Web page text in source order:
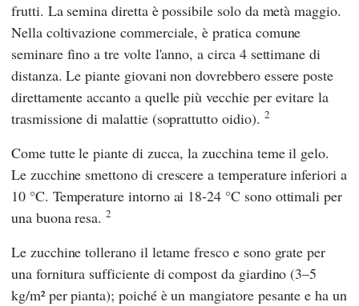
frutti. La semina diretta è possibile solo da metà maggio.
Nella coltivazione commerciale, è pratica comune
seminare fino a tre volte l'anno, a circa 4 settimane di
distanza. Le piante giovani non dovrebbero essere poste
direttamente accanto a quelle più vecchie per evitare la
trasmissione di malattie (soprattutto oidio). 2
Come tutte le piante di zucca, la zucchina teme il gelo.
Le zucchine smettono di crescere a temperature inferiori a
10 °C. Temperature intorno ai 18-24 °C sono ottimali per
una buona resa.2
Le zucchine tollerano il letame fresco e sono grate per
una fornitura sufficiente di compost da giardino (3–5
kg/m² per pianta); poiché è un mangiatore pesante e ha un